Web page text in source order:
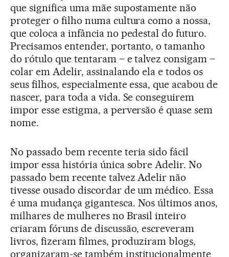
que significa uma mãe supostamente não
proteger o filho numa cultura como a nossa,
que coloca a infância no pedestal do futuro.
Precisamos entender, portanto, o tamanho
do rótulo que tentaram – e talvez consigam –
colar em Adelir, assinalando ela e todos os
seus filhos, especialmente essa, que acabou de
nascer, para toda a vida. Se conseguirem
impor esse estigma, a perversão é quase sem
nome.
No passado bem recente teria sido fácil
impor essa história única sobre Adelir. No
passado bem recente talvez Adelir não
tivesse ousado discordar de um médico. Essa
é uma mudança gigantesca. Nos últimos anos,
milhares de mulheres no Brasil inteiro
criaram fóruns de discussão, escreveram
livros, fizeram filmes, produziram blogs,
organizaram-se também institucionalmente